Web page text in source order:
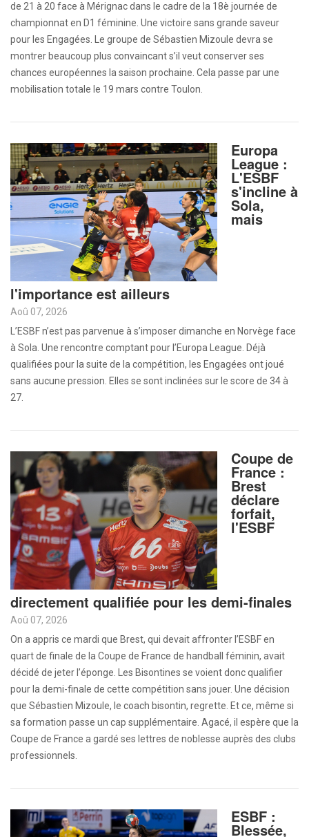
de 21 à 20 face à Mérignac dans le cadre de la 18è journée de
championnat en D1 féminine. Une victoire sans grande saveur
pour les Engagées. Le groupe de Sébastien Mizoule devra se
montrer beaucoup plus convaincant s’il veut conserver ses
chances européennes la saison prochaine. Cela passe par une
mobilisation totale le 19 mars contre Toulon.
Europa
League :
L'ESBF
s'incline à
Sola,
mais
l'importance est ailleurs
Aoû 07, 2026
L’ESBF n’est pas parvenue à s’imposer dimanche en Norvège face
à Sola. Une rencontre comptant pour l’Europa League. Déjà
qualifiées pour la suite de la compétition, les Engagées ont joué
sans aucune pression. Elles se sont inclinées sur le score de 34 à
27.
Coupe de
France :
Brest
déclare
forfait,
l'ESBF
directement qualifiée pour les demi-finales
Aoû 07, 2026
On a appris ce mardi que Brest, qui devait affronter l’ESBF en
quart de finale de la Coupe de France de handball féminin, avait
décidé de jeter l’éponge. Les Bisontines se voient donc qualifier
pour la demi-finale de cette compétition sans jouer. Une décision
que Sébastien Mizoule, le coach bisontin, regrette. Et ce, même si
sa formation passe un cap supplémentaire. Agacé, il espère que la
Coupe de France a gardé ses lettres de noblesse auprès des clubs
professionnels.
ESBF :
Blessée,